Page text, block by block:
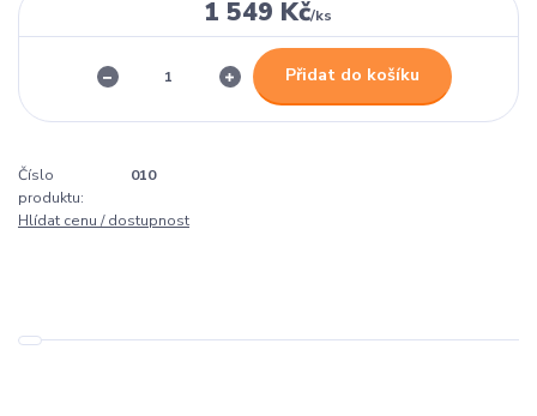
1 549 Kč/ks
Přidat do košíku
Číslo
produktu:
010
Hlídat cenu / dostupnost